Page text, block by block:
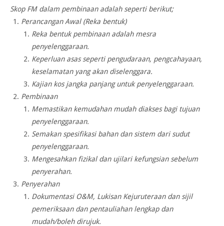
Skop FM dalam pembinaan adalah seperti berikut;
Perancangan Awal (Reka bentuk)
Reka bentuk pembinaan adalah mesra
penyelenggaraan.
Keperluan asas seperti pengudaraan, pengcahayaan,
keselamatan yang akan diselenggara.
Kajian kos jangka panjang untuk penyelenggaraan.
Pembinaan
Memastikan kemudahan mudah diakses bagi tujuan
penyelenggaraan.
Semakan spesifikasi bahan dan sistem dari sudut
penyelenggaraan.
Mengesahkan fizikal dan ujilari kefungsian sebelum
penyerahan.
Penyerahan
Dokumentasi O&M, Lukisan Kejuruteraan dan sijil
pemeriksaan dan pentauliahan lengkap dan
mudah/boleh dirujuk.